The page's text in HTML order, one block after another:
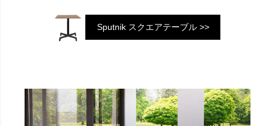
Sputnik スクエアテーブル >>